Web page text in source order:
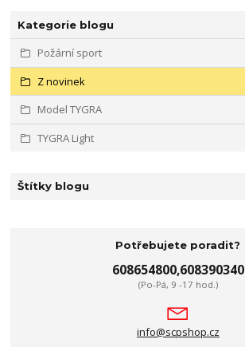
Kategorie blogu
Požární sport
Z novinek
Model TYGRA
TYGRA Light
Štítky blogu
Potřebujete poradit?
608654800,608390340
(Po-Pá, 9 -17 hod.)
info@scpshop.cz